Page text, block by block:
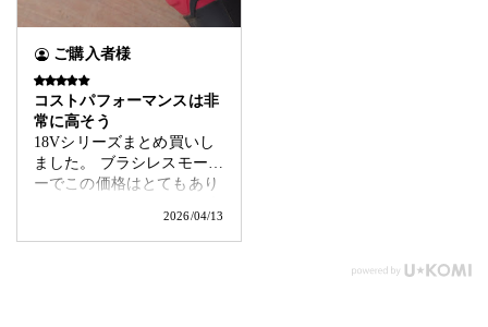
ご購入者様
コストパフォーマンスは非
常に高そう
18Vシリーズまとめ買いし
ました。 ブラシレスモータ
ーでこの価格はとてもあり
れてから回転が安定するま
で少し間があります。直ぐ
2026/04/13